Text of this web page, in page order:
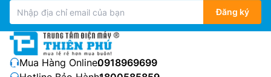
sức khỏe của cả gia đình.
Và cuối cùng, hầu hết các dòng máy lọc không khí
hiện nay đều có thiết kế nhỏ gọn, vì vậy bạn có thể dễ
dàng chọn cho mình sản phẩm phù hợp với không gian
cũng như nội thất của căn phòng.
Đăng ký
Mua Hàng Online:0918969699